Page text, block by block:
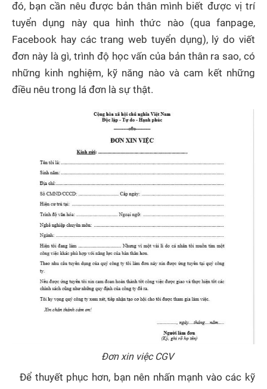
đó, bạn cần nêu được bản thân mình biết được vị trí
tuyển dụng này qua hình thức nào (qua fanpage,
Facebook hay các trang web tuyển dụng), lý do viết
đơn này là gì, trình độ học vấn của bản thân ra sao, có
những kinh nghiệm, kỹ năng nào và cam kết những
điều nêu trong lá đơn là sự thật.
Đơn xin việc CGV
Để thuyết phục hơn, bạn nên nhấn mạnh vào các kỹ